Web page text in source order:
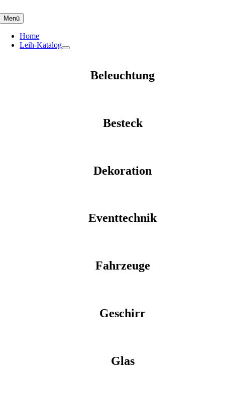
to
content
Menü
Home
Leih-Katalog
Beleuchtung
Besteck
Dekoration
Eventtechnik
Fahrzeuge
Geschirr
Glas